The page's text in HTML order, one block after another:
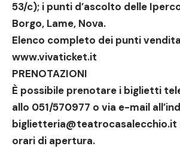
53/c); i punti d’ascolto delle
Borgo, Lame, Nova.
Elenco completo dei punti
www.vivaticket.it
PRENOTAZIONI
È possibile prenotare i biglietti
allo 051/570977 o via e-mail
biglietteria@teatrocasalecchio.it
orari di apertura.